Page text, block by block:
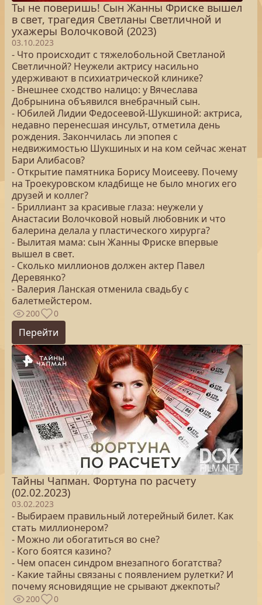
Ты не поверишь! Сын Жанны Фриске вышел
в свет, трагедия Светланы Светличной и
ухажеры Волочковой (2023)
03.10.2023
- Что происходит с тяжелобольной Светланой
Светличной? Неужели актрису насильно
удерживают в психиатрической клинике?
- Внешнее сходство налицо: у Вячеслава
Добрынина объявился внебрачный сын.
- Юбилей Лидии Федосеевой-Шукшиной: актриса,
недавно перенесшая инсульт, отметила день
рождения. Закончилась ли эпопея с
недвижимостью Шукшиных и на ком сейчас женат
Бари Алибасов?
- Открытие памятника Борису Моисееву. Почему
на Троекуровском кладбище не было многих его
друзей и коллег?
- Бриллиант за красивые глаза: неужели у
Анастасии Волочковой новый любовник и что
балерина делала у пластического хирурга?
- Вылитая мама: сын Жанны Фриске впервые
вышел в свет.
- Сколько миллионов должен актер Павел
Деревянко?
- Валерия Ланская отменила свадьбу с
балетмейстером.
200 0
Перейти
Тайны Чапман. Фортуна по расчету
(02.02.2023)
03.02.2023
- Выбираем правильный лотерейный билет. Как
стать миллионером?
- Можно ли обогатиться во сне?
- Кого боятся казино?
- Чем опасен синдром внезапного богатства?
- Какие тайны связаны с появлением рулетки? И
почему ясновидящие не срывают джекпоты?
200 0